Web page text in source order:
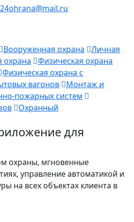
24ohrana@mail.ru
Вооруженная охрана
Личная
охрана
Физическая охрана
Физическая охрана с
вагонов
Монтаж и
пожарных систем
Охранный
для
охраны, мгновенные
управление автоматикой и
на всех объектах клиента в